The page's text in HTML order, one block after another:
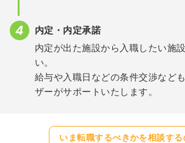
内定・内定承諾
内定が出た施設から入職したい施
い。
給与や入職日などの条件交渉など
ザーがサポートいたします。
いま転職するべきかを相談す